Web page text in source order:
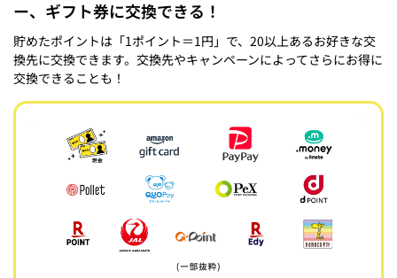
ー、ギフト券に交換できる！
貯めたポイントは「1ポイント＝1円」で、20以上あるお好きな交
換先に交換できます。交換先やキャンペーンによってさらにお得に
交換できることも！